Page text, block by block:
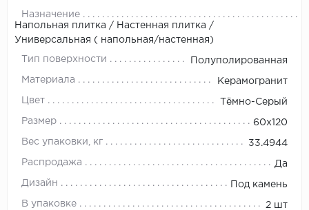
Назначение
Напольная плитка / Настенная плитка /
Универсальная ( напольная/настенная)
Тип поверхности Полуполированная
Материала Керамогранит
Цвет Тёмно-Серый
Размер 60х120
Вес упаковки, кг 33.4944
Распродажа Да
Дизайн Под камень
В упаковке 2 шт